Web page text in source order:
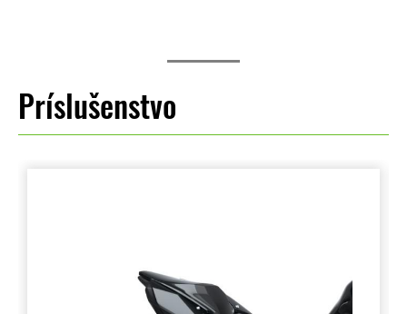
Príslušenstvo